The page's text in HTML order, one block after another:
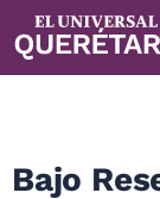
Bajo